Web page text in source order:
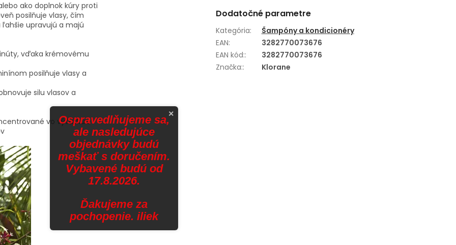
ako doplnok kúry proti
posilňuje vlasy, čím
ľahšie upravujú a majú
vďaka krémovému
posilňuje vlasy a
silu vlasov a
vo výťažku s
Dodatočné parametre
Kategória:
Šampóny a kondicionéry
EAN:
3282770073676
EAN kód::
3282770073676
Značka:: Klorane
×
Ospravedlňujeme sa,
ale nasledujúce
objednávky budú
meškať s doručením.
Vybavené budú od
17.8.2026.
Ďakujeme za
pochopenie. iliek